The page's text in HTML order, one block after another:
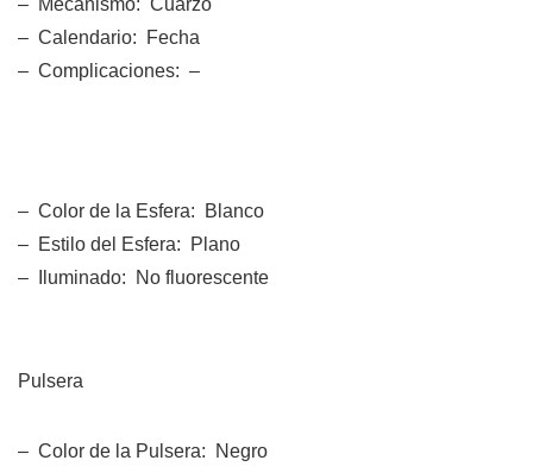
– Mecanismo: Cuarzo
– Calendario: Fecha
– Complicaciones: –
– Color de la Esfera: Blanco
– Estilo del Esfera: Plano
– Iluminado: No fluorescente
Pulsera
– Color de la Pulsera: Negro